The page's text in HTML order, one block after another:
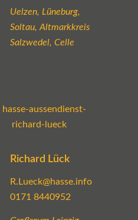
Uelzen, Lüneburg,
Soltau, Altmarkkreis
Salzwedel, Celle
Richard Lück
R.Lueck@hasse.info
0171 8440952